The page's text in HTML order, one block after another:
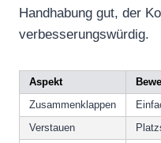
Handhabung gut, der
verbesserungswürdig.
Aspekt
Zusammenklappen
Verstauen